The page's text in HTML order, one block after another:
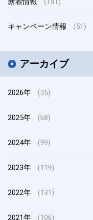
キャンペーン情報 (51)
アーカイブ
2026年 (35)
2025年 (68)
2024年 (99)
2023年 (119)
2022年 (131)
2021年 (106)